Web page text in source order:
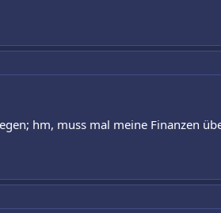
hm, muss mal meine Finanzen